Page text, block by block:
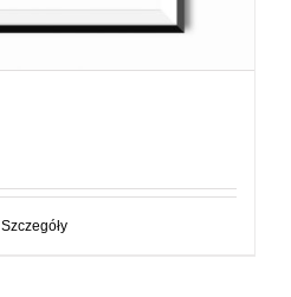
Szczegóły